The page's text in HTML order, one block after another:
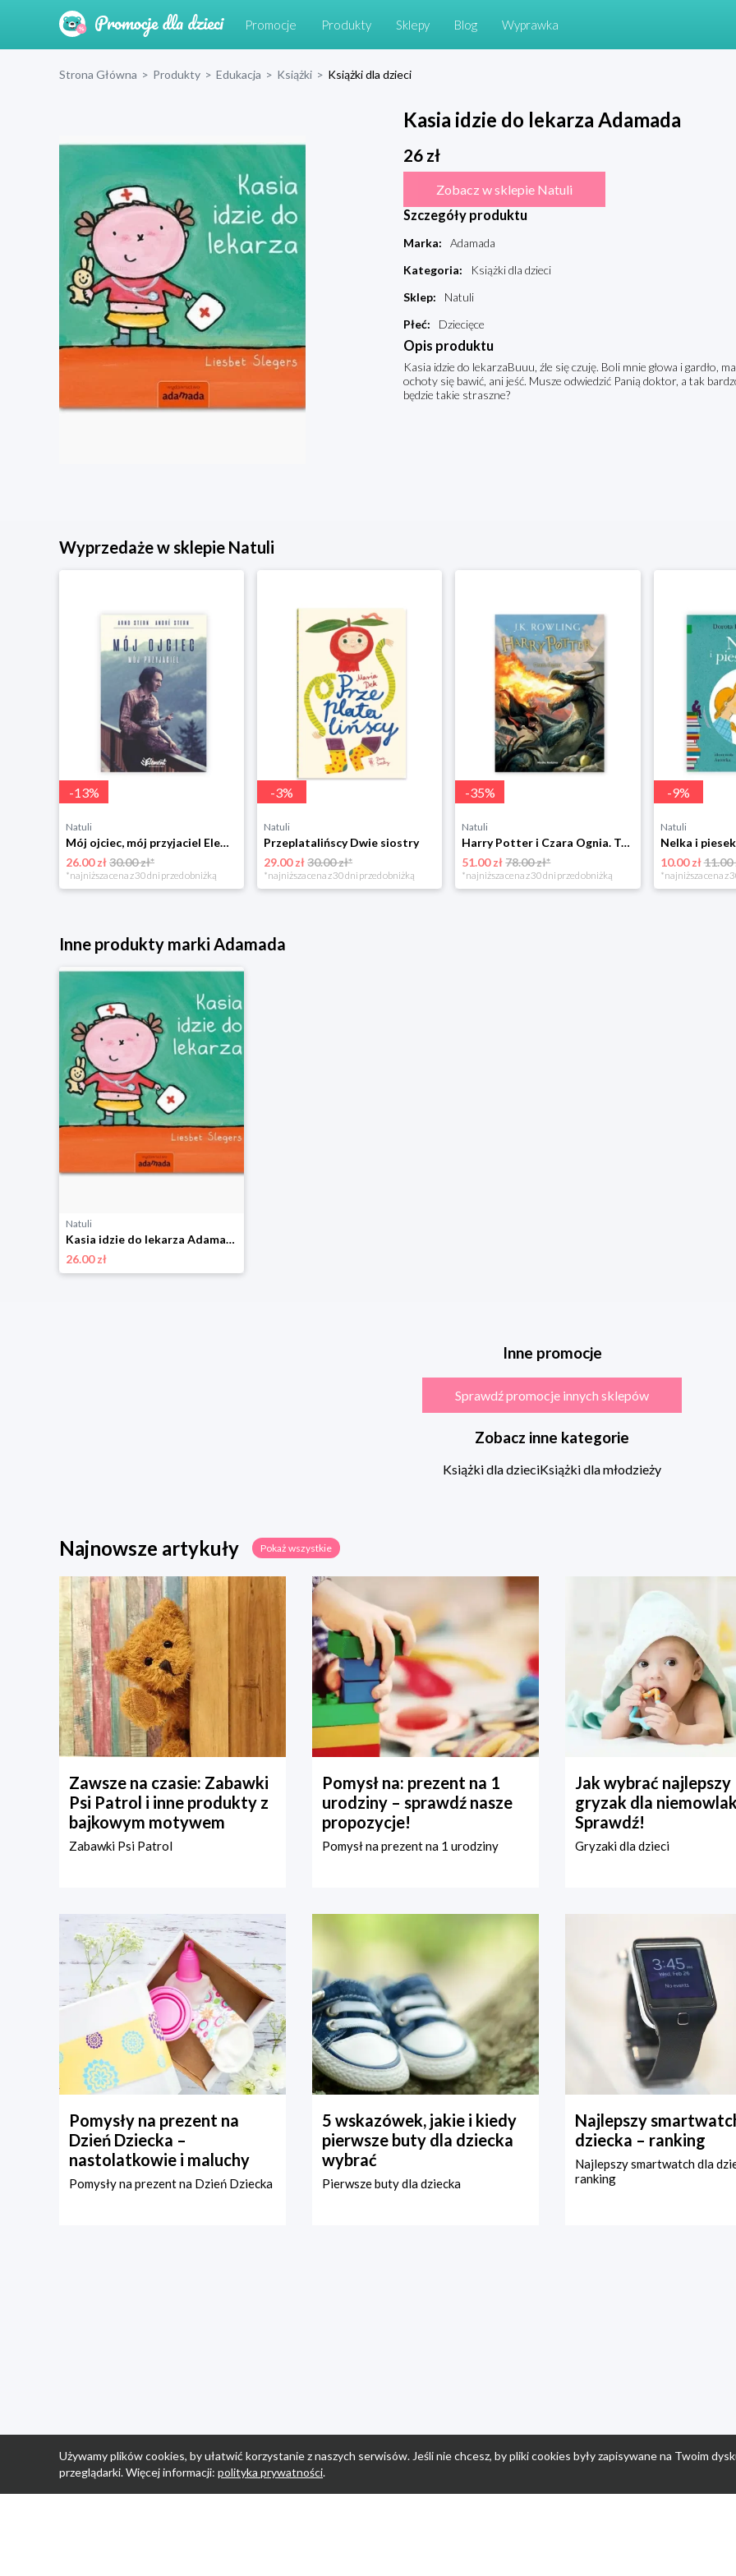
Promocje Produkty Sklepy Blog Wyprawka
Strona Główna > Produkty > Edukacja > Książki > Książki dla dzieci
Kasia idzie do lekarza Adamada
26zł
Zobacz w sklepie Natuli
Szczegóły produktu
Marka:
Adamada
Kategoria:
Książki dla dzieci
Sklep:
Natuli
Płeć: Dziecięce
Opis produktu
Kasia idzie do lekarzaBuuu, źle się czuję. Boli mnie głowa i gardło,
ochoty się bawić, ani jeść. Musze odwiedzić Panią doktor, a tak
będzie takie straszne?
Wyprzedaże w sklepie Natuli
-13%
Natuli
Mój ojciec, mój przyjaciel Element
26.00 zł30.00 zł*
*najniższa cena z 30 dni przed obniżką
-3%
Natuli
Przeplatalińscy Dwie siostry
29.00 zł30.00 zł*
*najniższa cena z 30 dni przed obniżką
-35%
Natuli
Harry Potter i Czara Ognia. Tom 4 Media rodzina
51.00 zł78.00 zł*
*najniższa cena z 30 dni przed obniżką
-9%
Natuli
10.00 zł11.00
*najniższa cena z
Inne produkty marki Adamada
Natuli
Kasia idzie do lekarza Adamada
26.00 zł
Inne promocje
Sprawdź promocje innych sklepów
Zobacz inne kategorie
Książki dla dzieciKsiążki dla młodzieży
Najnowsze artykuły Pokaż wszystkie
Zawsze na czasie: Zabawki
Psi Patrol i inne produkty z
bajkowym motywem
Zabawki Psi Patrol
Pomysł na: prezent na 1
urodziny – sprawdź nasze
propozycje!
Pomysł na prezent na 1 urodziny
Jak wybrać najlepszy
gryzak dla
Sprawdź!
Gryzaki dla dzieci
Pomysły na prezent na
Dzień Dziecka –
nastolatkowie i maluchy
Pomysły na prezent na Dzień Dziecka
5 wskazówek, jakie i kiedy
pierwsze buty dla dziecka
wybrać
Pierwsze buty dla dziecka
Najlepszy
dziecka – ranking
Najlepszy smartwatch dla
ranking
Używamy plików cookies, by ułatwić korzystanie z naszych serwisów. Jeśli nie chcesz, by pliki cookies były zapisywane na Twoim
przeglądarki. Więcej informacji: polityka prywatności.